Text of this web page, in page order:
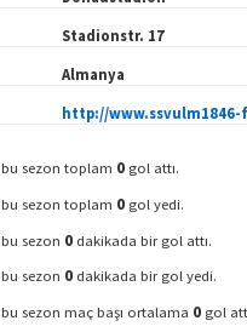
Stadionstr. 17
Almanya
http://www.ssvulm1846-
bu sezon toplam 0 gol attı.
bu sezon toplam 0 gol yedi.
bu sezon 0 dakikada bir gol attı.
bu sezon 0 dakikada bir gol yedi.
bu sezon maç başı ortalama 0 gol